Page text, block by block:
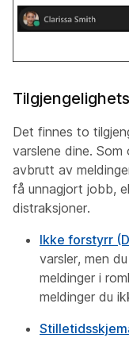
Det finnes to
varslene dine. Som
avbrutt av
få unnagjort jobb,
distraksjoner.
Ikke forstyrr
varsler, men
meldinger i
meldinger du